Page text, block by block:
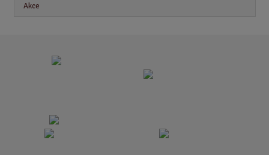
Akce